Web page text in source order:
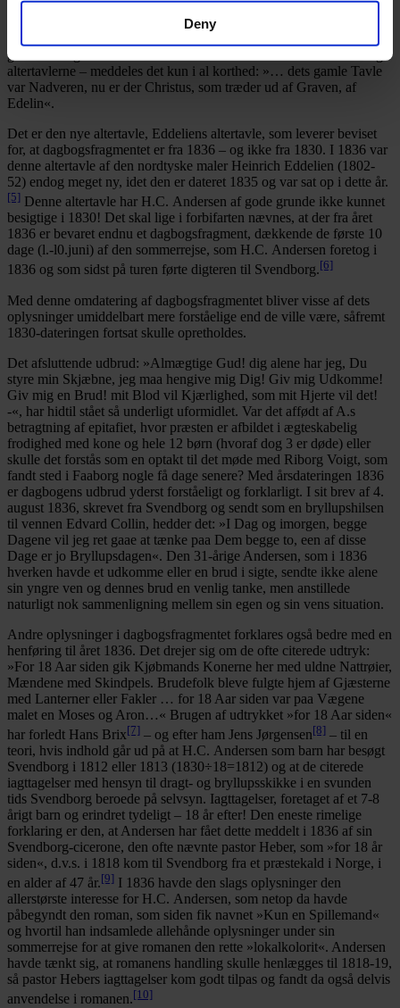
Deny
som Andersen betragtede flygtigt i Nicolaj kirke, under besøg i
denne kirke 5. august. Hvad der interesserede Andersen mest i
givet en indgående beskrivelse af. Om altertavlen – eller rettere sagt
altertavlerne – meddeles det kun i al korthed: »… dets gamle Tavle
var Nadveren, nu er der Christus, som træder ud af Graven, af
Edelin«.
Det er den nye altertavle, Eddeliens altertavle, som leverer beviset
for, at dagbogsfragmentet er fra 1836 – og ikke fra 1830. I 1836 var
denne altertavle af den nordtyske maler Heinrich Eddelien (1802-
52) endog meget ny, idet den er dateret 1835 og var sat op i dette år.
[5] Denne altertavle har H.C. Andersen af gode grunde ikke kunnet
besigtige i 1830! Det skal lige i forbifarten nævnes, at der fra året
1836 er bevaret endnu et dagbogsfragment, dækkende de første 10
dage (l.-l0.juni) af den sommerrejse, som H.C. Andersen foretog i
1836 og som sidst på turen førte digteren til Svendborg.[6]
Med denne omdatering af dagbogsfragmentet bliver visse af dets
oplysninger umiddelbart mere forståelige end de ville være, såfremt
1830-dateringen fortsat skulle opretholdes.
Det afsluttende udbrud: »Almægtige Gud! dig alene har jeg, Du
styre min Skjæbne, jeg maa hengive mig Dig! Giv mig Udkomme!
Giv mig en Brud! mit Blod vil Kjærlighed, som mit Hjerte vil det!
-«, har hidtil stået så underligt uformidlet. Var det affødt af A.s
betragtning af epitafiet, hvor præsten er afbildet i ægteskabelig
frodighed med kone og hele 12 børn (hvoraf dog 3 er døde) eller
skulle det forstås som en optakt til det møde med Riborg Voigt, som
fandt sted i Faaborg nogle få dage senere? Med årsdateringen 1836
er dagbogens udbrud yderst forståeligt og forklarligt. I sit brev af 4.
august 1836, skrevet fra Svendborg og sendt som en bryllupshilsen
til vennen Edvard Collin, hedder det: »I Dag og imorgen, begge
Dagene vil jeg ret gaae at tænke paa Dem begge to, een af disse
Dage er jo Bryllupsdagen«. Den 31-årige Andersen, som i 1836
hverken havde et udkomme eller en brud i sigte, sendte ikke alene
sin yngre ven og dennes brud en venlig tanke, men anstillede
naturligt nok sammenligning mellem sin egen og sin vens situation.
Andre oplysninger i dagbogsfragmentet forklares også bedre med en
henføring til året 1836. Det drejer sig om de ofte citerede udtryk:
»For 18 Aar siden gik Kjøbmands Konerne her med uldne Nattrøier,
Mændene med Skindpels. Brudefolk bleve fulgte hjem af Gjæsterne
med Lanterner eller Fakler … for 18 Aar siden var paa Vægene
malet en Moses og Aron…« Brugen af udtrykket »for 18 Aar siden«
har forledt Hans Brix[7] – og efter ham Jens Jørgensen[8] – til en
teori, hvis indhold går ud på at H.C. Andersen som barn har besøgt
Svendborg i 1812 eller 1813 (1830÷18=1812) og at de citerede
iagttagelser med hensyn til dragt- og bryllupsskikke i en svunden
tids Svendborg beroede på selvsyn. Iagttagelser, foretaget af et 7-8
årigt barn og erindret tydeligt – 18 år efter! Den eneste rimelige
forklaring er den, at Andersen har fået dette meddelt i 1836 af sin
Svendborg-cicerone, den ofte nævnte pastor Heber, som »for 18 år
siden«, d.v.s. i 1818 kom til Svendborg fra et præstekald i Norge, i
en alder af 47 år.[9] I 1836 havde den slags oplysninger den
allerstørste interesse for H.C. Andersen, som netop da havde
påbegyndt den roman, som siden fik navnet »Kun en Spillemand«
og hvortil han indsamlede allehånde oplysninger under sin
sommerrejse for at give romanen den rette »lokalkolorit«. Andersen
havde tænkt sig, at romanens handling skulle henlægges til 1818-19,
så pastor Hebers iagttagelser kom godt tilpas og fandt da også delvis
anvendelse i romanen.[10]